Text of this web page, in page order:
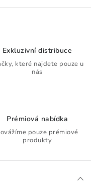
Exkluzivní distribuce
které najdete pouze u
nás
Prémiová nabídka
pouze prémiové
produkty